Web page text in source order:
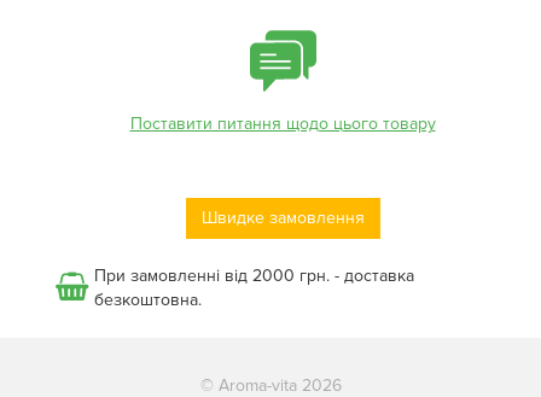
Поставити питання щодо цього товару
Швидке замовлення
При замовленні від 2000 грн. - доставка
безкоштовна.
© Aroma-vita 2026